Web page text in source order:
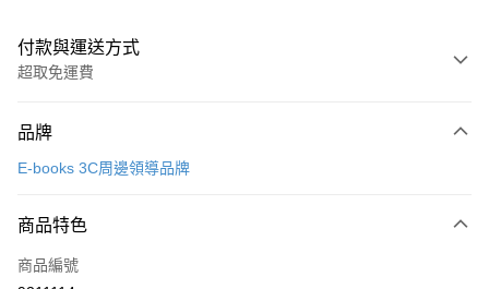
付款與運送方式
超取免運費
信用卡一次付款
3 期 0 利率 每期
合作金庫商業銀行
LINE Pay
品牌
E-books 3C周邊領導品牌
商品特色
商品編號